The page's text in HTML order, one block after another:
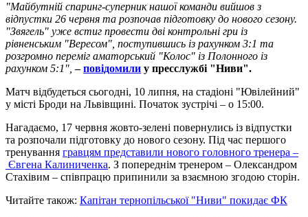
"Майбутній спаринг-суперник нашої команди вийшов з
відпустки 26 червня та розпочав підготовку до нового сезону.
"Звягель" уже встиг провести дві контрольні гри із
рівненським "Вересом", поступившись із рахунком 3:1 та
розгромно переміг аматорський "Колос" із Полонного із
рахунком 5:1",–повідомили у пресслужбі "Ниви".
Матч відбудеться сьогодні, 10 липня, на стадіоні "Ювілейний"
у місті Броди на Львівщині. Початок зустрічі – о 15:00.
Нагадаємо, 17 червня жовто-зелені повернулись із відпустки
та розпочали підготовку до нового сезону. Під час першого
тренування гравцям представили нового головного тренера –
Євгена Калиниченка. З попереднім тренером – Олександром
Стахівим – співпрацю припинили за взаємною згодою сторін.
Читайте також: Капітан тернопільської "Ниви" покидає ФК